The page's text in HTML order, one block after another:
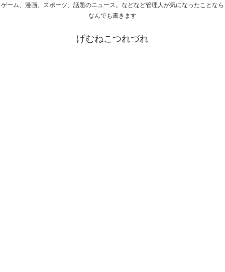
ゲーム、漫画、スポーツ、話題のニュース。などなど管理人が気になったことなら
なんでも書きます
げむねこつれづれ